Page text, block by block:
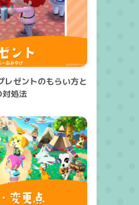
レゼントのもらい方と
対処法